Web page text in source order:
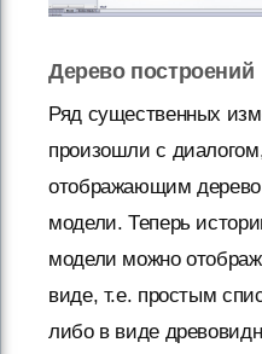
Дерево построений
Ряд существенных
произошли с
отображающим дерево
модели. Теперь
модели можно
виде, т.е. простым
либо в виде